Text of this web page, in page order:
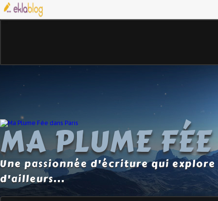
MA PLUME
Une passionnée d'écriture qui
d'ailleurs...